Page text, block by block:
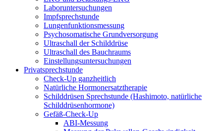
Laboruntersuchungen
Impfsprechstunde
Lungenfunktionsmessung
Psychosomatische Grundversorgung
Ultraschall der Schilddrüse
Ultraschall des Bauchraums
Einstellungsuntersuchungen
Privatsprechstunde
Check-Up ganzheitlich
Natürliche Hormonersatztherapie
Schilddrüsen Sprechstunde (Hashimoto, natürliche
Schilddrüsenhormone)
Gefäß-Check-Up
ABI-Messung